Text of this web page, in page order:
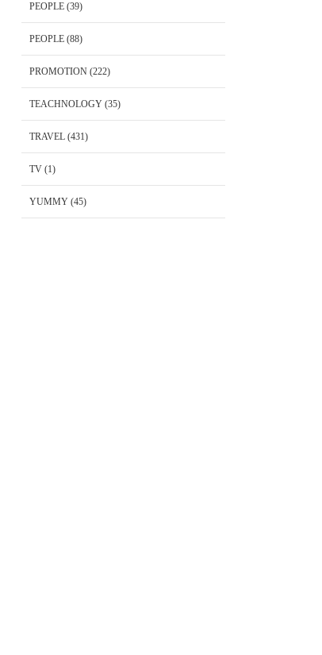
PEOPLE(39)
PEOPLE(88)
PROMOTION(222)
TEACHNOLOGY(35)
TRAVEL(431)
TV(1)
YUMMY(45)